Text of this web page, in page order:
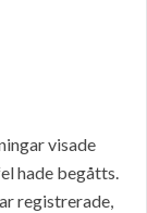
visade
hade begåtts.
registrerade,